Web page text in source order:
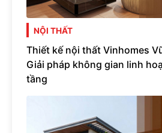
NỘI THẤT
Thiết kế nội thất Vinhomes
Giải pháp không gian linh
tầng